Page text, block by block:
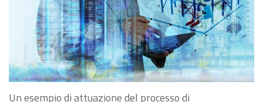
Un esempio di attuazione del processo di